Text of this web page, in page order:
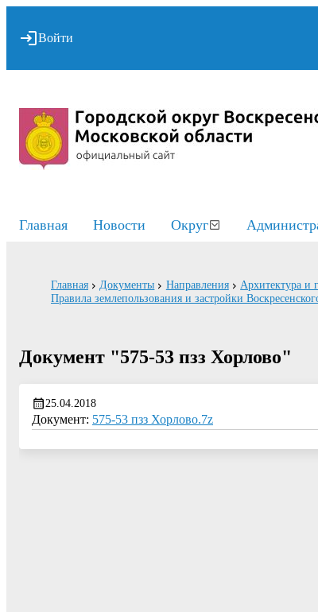
Войти
Главная Новости Округ
Главная Документы Направления Архитектура и
Правила землепользования и застройки
Документ "575-53 пзз Хорлово"
25.04.2018
Документ: 575-53 пзз Хорлово.7z